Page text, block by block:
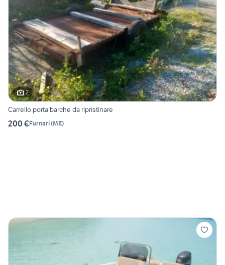
2
Carrello porta barche da ripristinare
200 €Furnari(ME)